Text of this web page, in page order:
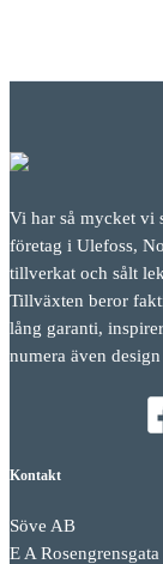
Vi har så mycket vi
företag i Ulefoss,
tillverkat och sålt
Tillväxten beror
lång garanti,
numera även
Kontakt
Söve AB
E A Rosengrensgata